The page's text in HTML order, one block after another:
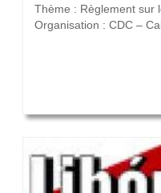
Thème : Règlement sur
Organisation : CDC –